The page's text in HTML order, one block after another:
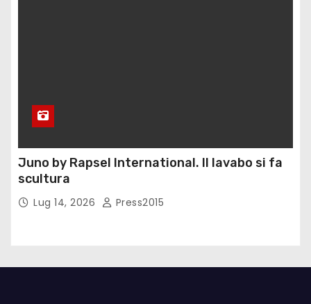
Juno by Rapsel International. Il lavabo si fa
scultura
Lug 14, 2026 Press2015